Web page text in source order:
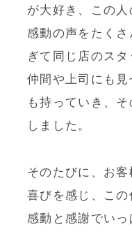
Trade
特定商取引法表示
が大好き、この
感動の声をたく
ぎて同じ店のス
仲間や上司にも
も持っていき、
しました。
そのたびに、お
喜びを感じ、こ
感動と感謝でい